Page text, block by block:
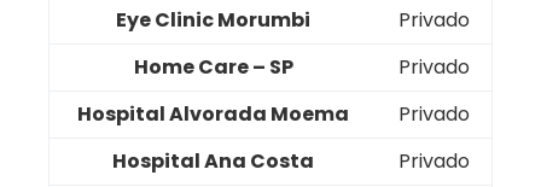
Eye Clinic Morumbi
Privado
Home Care – SP
Privado
Hospital Alvorada Moema
Privado
Hospital Ana Costa
Privado